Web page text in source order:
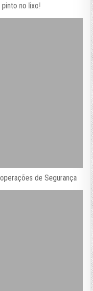
no lixo!
de Segurança